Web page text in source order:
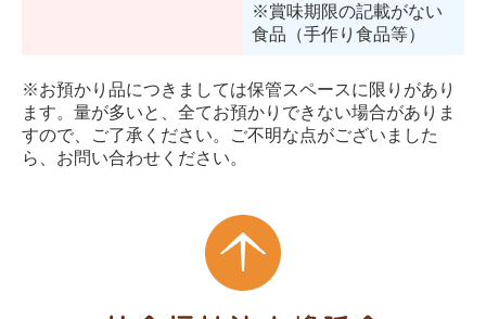
※賞味期限の記載がない
食品（手作り食品等）
※お預かり品につきましては保管スペースに限りがあり
ます。量が多いと、全てお預かりできない場合がありま
すので、ご了承ください。ご不明な点がございました
ら、お問い合わせください。